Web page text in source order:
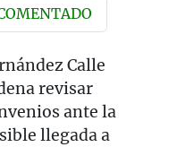
Calle
revisar
ante la
llegada a